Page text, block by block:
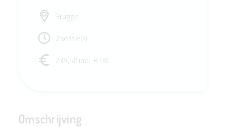
Brugge
2 sessie(s)
239,58 incl. BTW
Omschrijving